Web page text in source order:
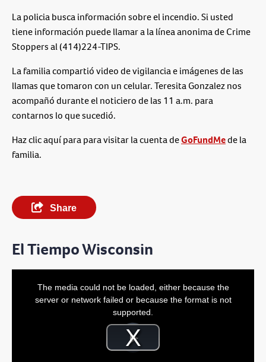
La policia busca información sobre el incendio. Si usted
tiene información puede llamar a la línea anonima de Crime
Stoppers al (414)224-TIPS.
La familia compartió video de vigilancia e imágenes de las
llamas que tomaron con un celular. Teresita Gonzalez nos
acompañó durante el noticiero de las 11 a.m. para
contarnos lo que sucedió.
Haz clic aquí para para visitar la cuenta deGoFundMede la
familia.
Share
El Tiempo Wisconsin
Video
Player
loading.Play
The media could not be loaded, either because the
server or network failed or because the format is not
supported.